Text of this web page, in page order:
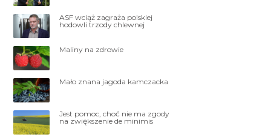
ASF wciąż zagraża polskiej
hodowli trzody chlewnej
Maliny na zdrowie
Mało znana jagoda kamczacka
Jest pomoc, choć nie ma zgody
na zwiększenie de minimis